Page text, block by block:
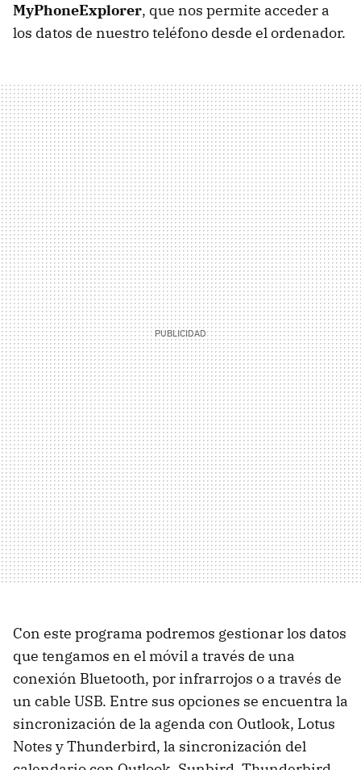
MyPhoneExplorer, que nos permite acceder a
los datos de nuestro teléfono desde el ordenador.
Con este programa podremos gestionar los datos
que tengamos en el móvil a través de una
conexión Bluetooth, por infrarrojos o a través de
un cable USB. Entre sus opciones se encuentra la
sincronización de la agenda con Outlook, Lotus
Notes y Thunderbird, la sincronización del